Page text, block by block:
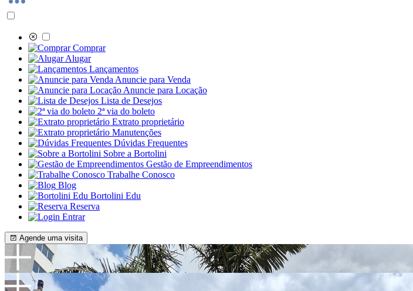
Comprar
Alugar
Lançamentos
Anuncie para Venda
Anuncie para Locação
Lista de Desejos
2ª via do boleto
Extrato proprietário
Manutenções
Dúvidas Frequentes
Sobre a Bortolini
Gestão de Empreendimentos
Trabalhe Conosco
Blog
Bortolini Edu
Reserva
Entrar
Agende uma visita